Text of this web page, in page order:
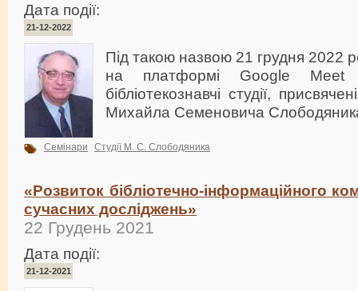
Дата події:
21-12-2022
Під такою назвою 21 грудня 2022
на платформі Google Meet
бібліотекознавчі студії,
Михайла Семеновича
Семінари Студії М. С. Слободяника
«Розвиток бібліотечно-інформаційного
сучасних досліджень»
22 Грудень 2021
Дата події:
21-12-2021